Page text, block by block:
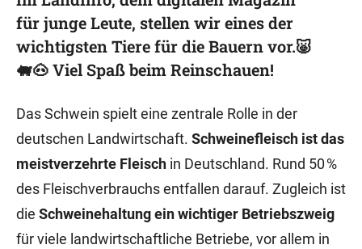
für junge Leute, stellen wir eines der
wichtigsten Tiere für die Bauern vor.🐷
🐖🐽 Viel Spaß beim Reinschauen!
Das Schwein spielt eine zentrale Rolle in der
deutschen Landwirtschaft. Schweinefleisch ist das
meistverzehrte Fleisch in Deutschland. Rund 50 %
des Fleischverbrauchs entfallen darauf. Zugleich ist
die Schweinehaltung ein wichtiger Betriebszweig
für viele landwirtschaftliche Betriebe, vor allem in